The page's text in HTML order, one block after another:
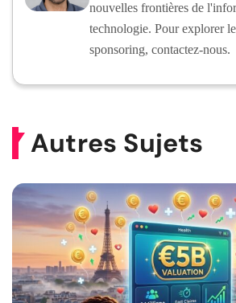
nouvelles frontières de
technologie. Pour explorer
sponsoring, contactez-nous.
Autres Sujets